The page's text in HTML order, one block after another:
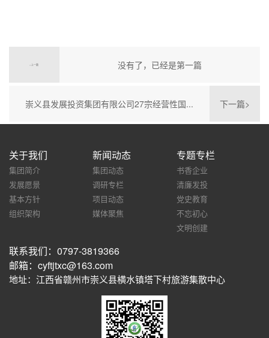
< 上一篇 没有了，已经是第一篇
下一篇>
崇义县发展投资集团有限公司27宗经营性国...
关于我们
集团简介
发展愿景
基本方针
组织架构
新闻动态
集团动态
调研专栏
项目动态
媒体聚焦
专题专栏
书香企业
清廉发投
党史教育
不忘初心
文明创建
联系我们：0797-3819366
邮箱：cyftjtxc@163.com
地址：江西省赣州市崇义县横水镇塔下村旅游集散中心